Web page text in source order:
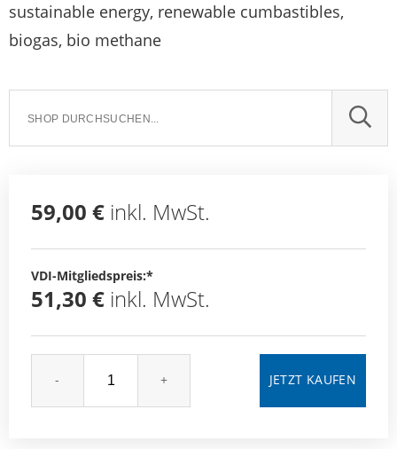
sustainable energy, renewable cumbastibles,
biogas, bio methane
59,00 € inkl. MwSt.
VDI-Mitgliedspreis:*
51,30 € inkl. MwSt.
- +